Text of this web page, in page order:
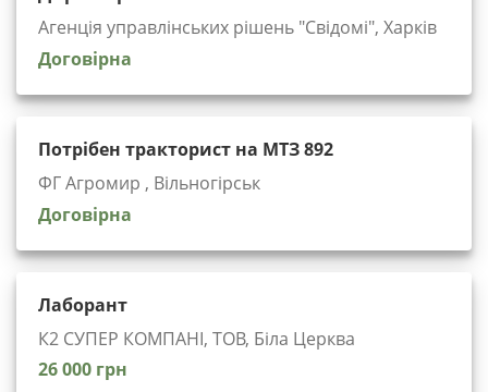
Агенція управлінських рішень "Cвідомі", Харків
Договірна
Потрібен тракторист на МТЗ 892
ФГ Агромир , Вільногірськ
Договірна
Лаборант
К2 СУПЕР КОМПАНІ, ТОВ, Біла Церква
26 000 грн